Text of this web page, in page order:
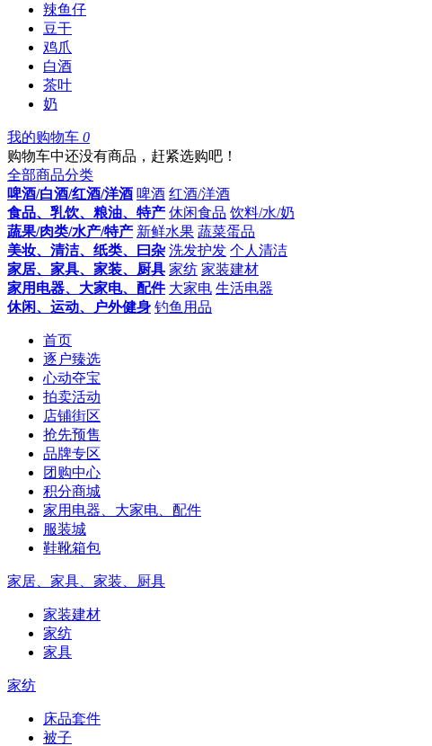
辣鱼仔
豆干
鸡爪
白酒
茶叶
奶
我的购物车 0
购物车中还没有商品，赶紧选购吧！
全部商品分类
啤酒/白酒/红酒/洋酒 啤酒 红酒/洋酒
食品、乳饮、粮油、特产 休闲食品 饮料/水/奶
蔬果/肉类/水产/特产 新鲜水果 蔬菜蛋品
美妆、清洁、纸类、曰杂 洗发护发 个人清洁
家居、家具、家装、厨具 家纺 家装建材
家用电器、大家电、配件 大家电 生活电器
休闲、运动、户外健身 钓鱼用品
首页
逐户臻选
心动夺宝
拍卖活动
店铺街区
抢先预售
品牌专区
团购中心
积分商城
家用电器、大家电、配件
服装城
鞋靴箱包
家居、家具、家装、厨具
家装建材
家纺
家具
家纺
床品套件
被子